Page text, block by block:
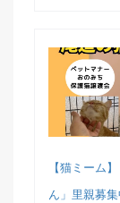
【猫ミーム
ん」里親募